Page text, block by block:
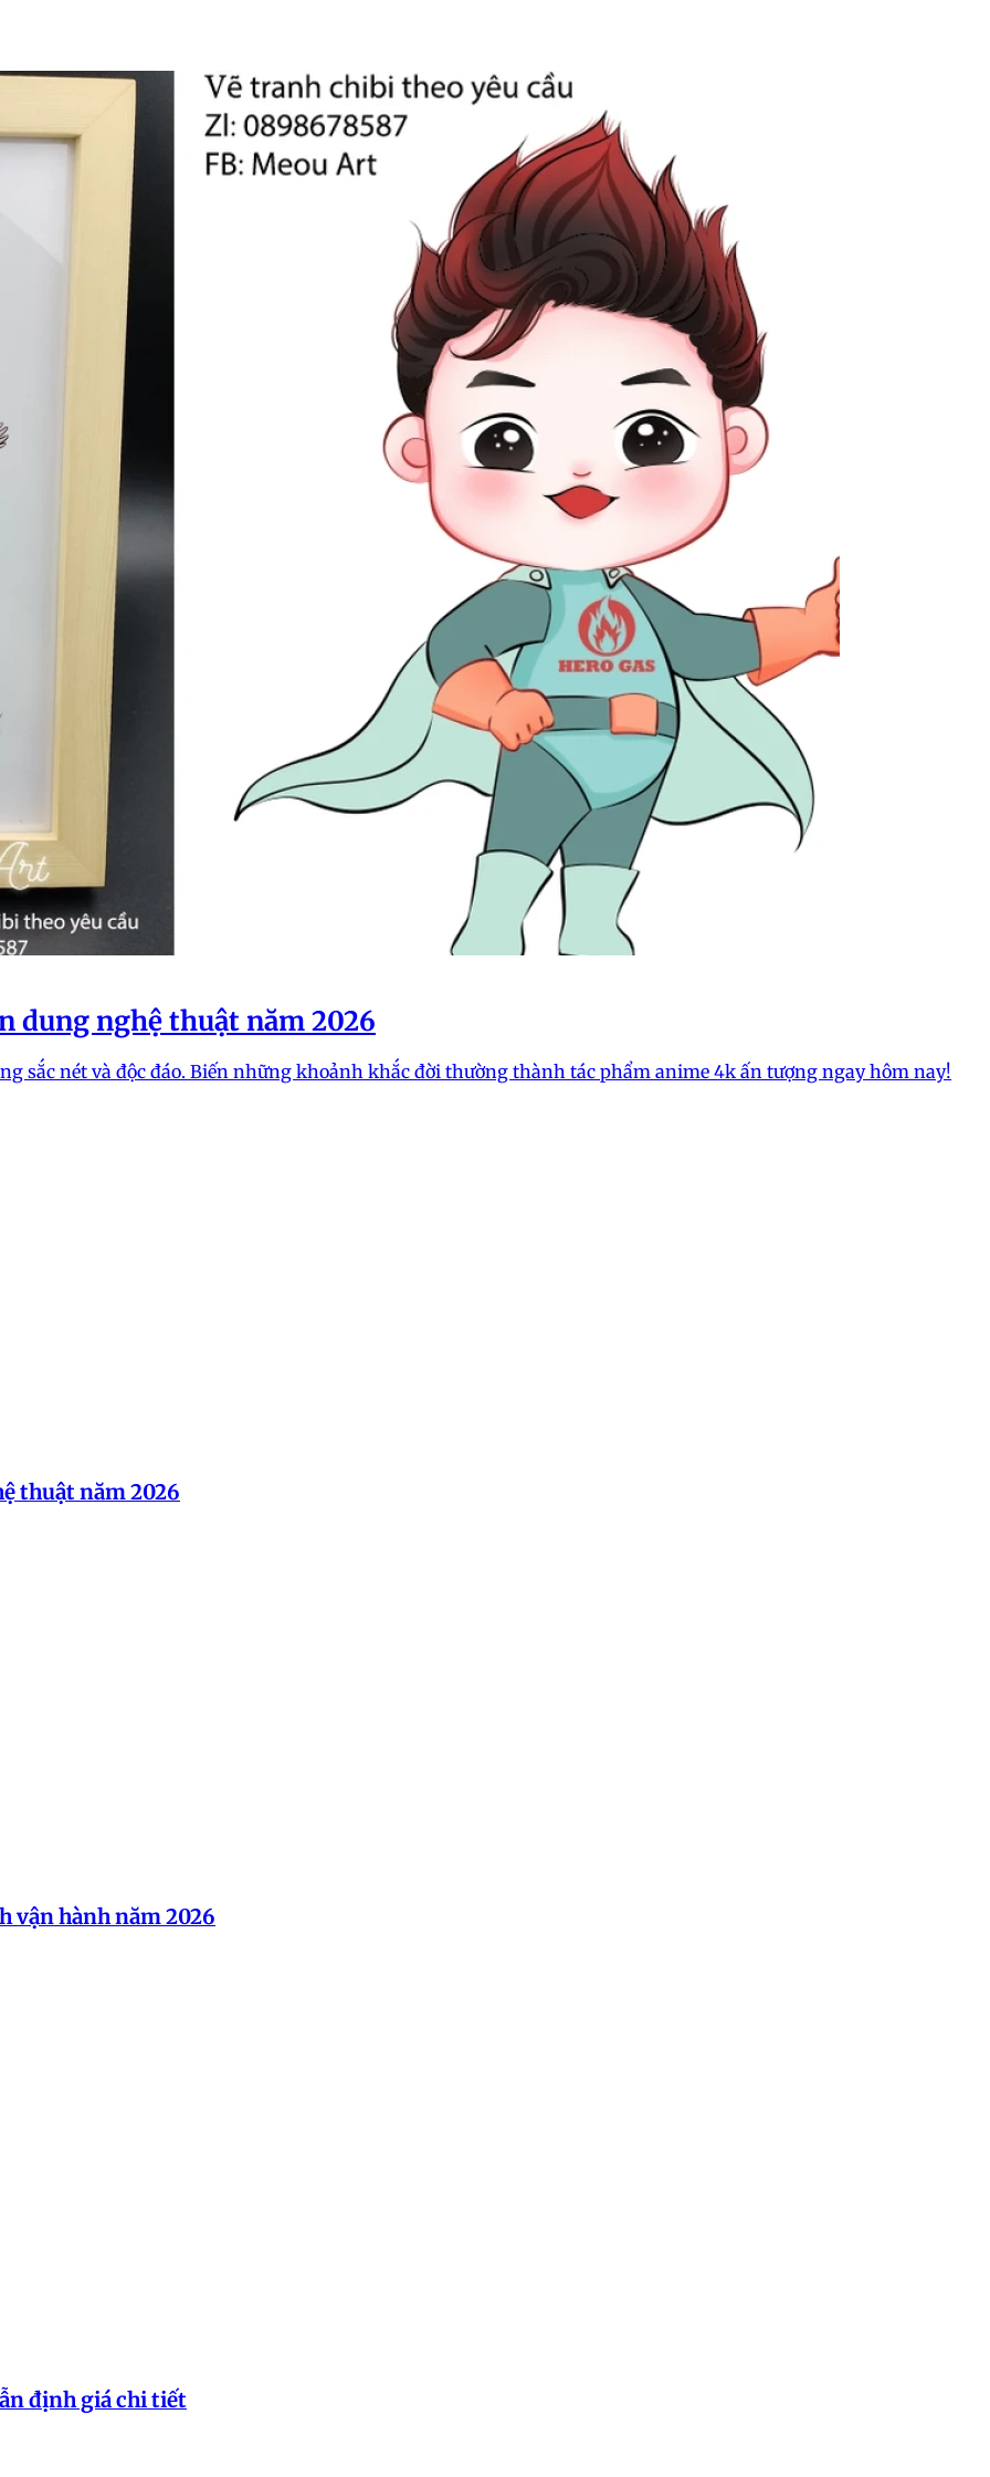
dung nghệ thuật năm 2026
sắc nét và độc đáo. Biến những khoảnh khắc đời thường thành tác phẩm anime 4k ấn tượng ngay hôm nay!
thuật năm 2026
vận hành năm 2026
định giá chi tiết